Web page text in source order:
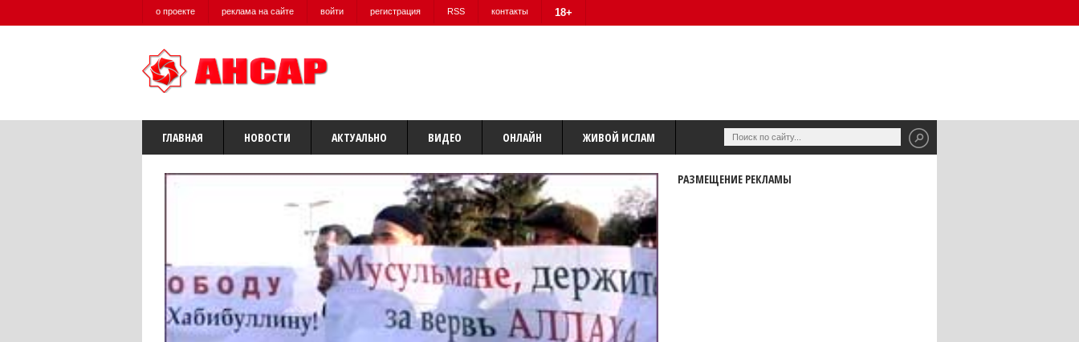
о проекте реклама на сайте войти регистрация RSS контакты 18+
ГЛАВНАЯ НОВОСТИ АКТУАЛЬНО ВИДЕО ОНЛАЙН ЖИВОЙ ИСЛАМ
РАЗМЕЩЕНИЕ РЕКЛАМЫ